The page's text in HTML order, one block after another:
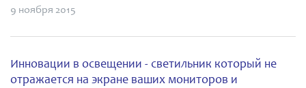
9 ноября 2015
Инновации в освещении - светильник который не
отражается на экране ваших мониторов и